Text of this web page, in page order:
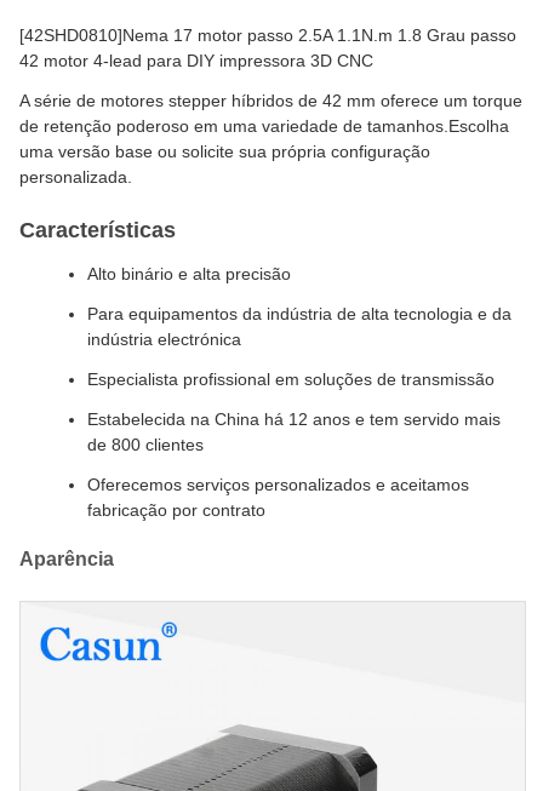
[42SHD0810]Nema 17 motor passo 2.5A 1.1N.m 1.8 Grau passo
42 motor 4-lead para DIY impressora 3D CNC
A série de motores stepper híbridos de 42 mm oferece um torque
de retenção poderoso em uma variedade de tamanhos.Escolha
uma versão base ou solicite sua própria configuração
personalizada.
Características
Alto binário e alta precisão
Para equipamentos da indústria de alta tecnologia e da
indústria electrónica
Especialista profissional em soluções de transmissão
Estabelecida na China há 12 anos e tem servido mais
de 800 clientes
Oferecemos serviços personalizados e aceitamos
fabricação por contrato
Aparência